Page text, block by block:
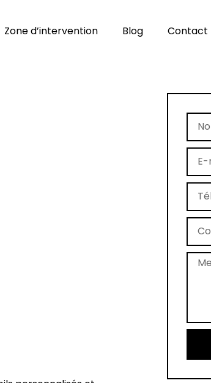
Zone d’intervention Blog Contact